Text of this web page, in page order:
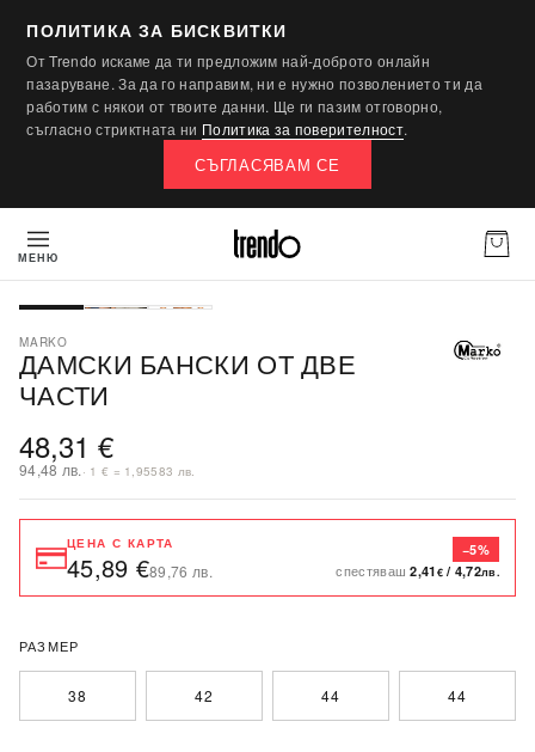
ПОЛИТИКА ЗА БИСКВИТКИ
От Trendo искаме да ти предложим най-доброто онлайн
пазаруване. За да го направим, ни е нужно позволението ти да
работим с някои от твоите данни. Ще ги пазим отговорно,
съгласно стриктната ни Политика за поверителност.
СЪГЛАСЯВАМ СЕ
МЕНЮ
MARKO
ДАМСКИ БАНСКИ ОТ ДВЕ
ЧАСТИ
48,31 €
94,48 лв. · 1 € = 1,95583 лв.
ЦЕНА С КАРТА
45,89 €89,76 лв.
−5%
спестяваш2,41€/ 4,72лв.
РАЗМЕР
38 42 44 44